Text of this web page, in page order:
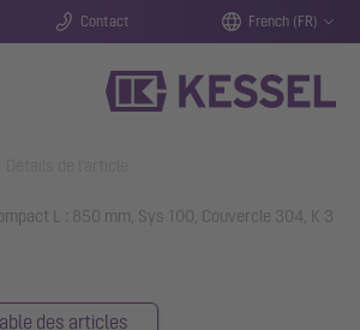
Contact French (FR)
L : 850 mm, Sys 100, Couvercle 304, K 3
des articles